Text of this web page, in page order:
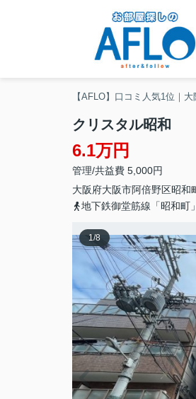
【AFLO】口コミ人気1位｜
クリスタル昭和
6.1万円
管理/共益費 5,000円
大阪府大阪市阿倍野区昭和
地下鉄御堂筋線「昭和町
1/8